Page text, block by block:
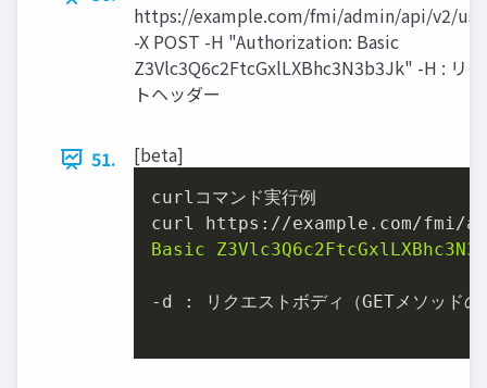
https://example.com/fmi/admin/api/v2/
-X POST -H "Authorization: Basic
Z3Vlc3Q6c2FtcGxlLXBhc3N3b3Jk" -H : リ
トヘッダー
51. [beta]
curlコマンド実行例
curl https://example.com/fmi/
Basic
-d : リクエストボディ（GETメソッドの